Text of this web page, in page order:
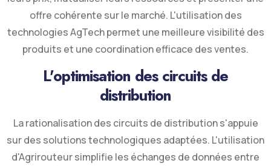
offre cohérente sur le marché. L'utilisation des
technologies AgTech permet une meilleure visibilité des
produits et une coordination efficace des ventes.
L'optimisation des circuits de
distribution
La rationalisation des circuits de distribution s'appuie
sur des solutions technologiques adaptées. L'utilisation
d'Agrirouteur simplifie les échanges de données entre